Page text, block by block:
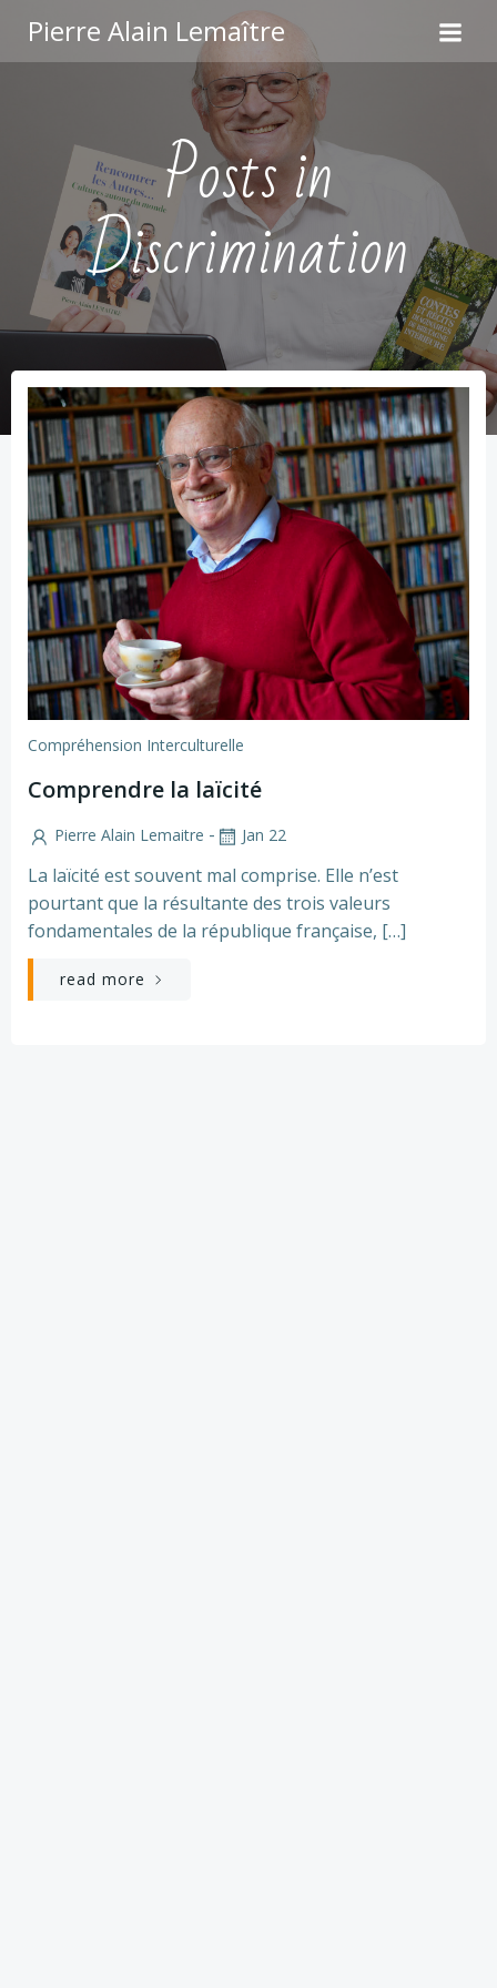
au
contenu
Pierre Alain Lemaître
Posts in
Discrimination
Compréhension Interculturelle
Comprendre la laïcité
Pierre Alain Lemaitre - Jan 22
La laïcité est souvent mal comprise. Elle n’est
pourtant que la résultante des trois valeurs
fondamentales de la république française, […]
read more